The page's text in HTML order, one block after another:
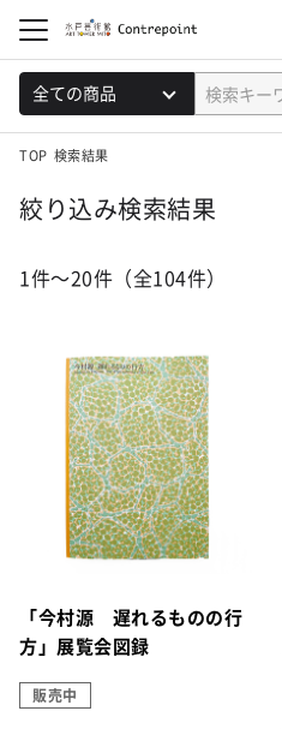
TOP 検索結果
絞り込み検索結果
1件～20件（全104件）
「今村源 遅れるものの行
方」展覧会図録
販売中